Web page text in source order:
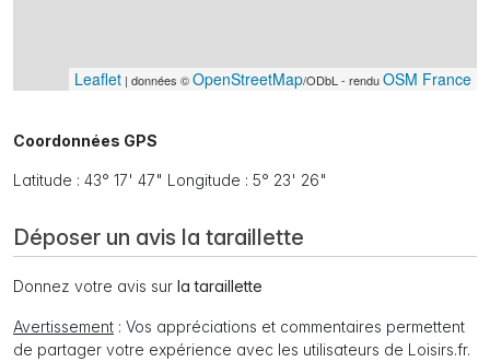
Leaflet | données ©OpenStreetMap/ODbL - renduOSM France
Coordonnées GPS
Latitude : 43° 17' 47" Longitude : 5° 23' 26"
Déposer un avis la taraillette
Donnez votre avis sur la taraillette
Avertissement : Vos appréciations et commentaires permettent
de partager votre expérience avec les utilisateurs de Loisirs.fr.